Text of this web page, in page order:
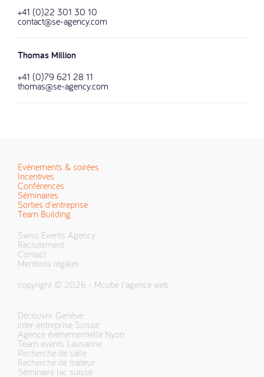
+41 (0)22 301 30 10
contact@se-agency.com
Thomas Million
+41 (0)79 621 28 11
thomas@se-agency.com
Evènements & soirées
Incentives
Conférences
Séminaires
Sorties d'entreprise
Team Building
Swiss Events Agency
Recrutement
Contact
Mentions légales
copyright © 2026 - Mcube l'agence web
Découvrir Genève
inter-entreprise Suisse
Agence événementielle Nyon
Team events Lausanne
Recherche de salle
Recherche de traiteur
Séminaire lac suisse